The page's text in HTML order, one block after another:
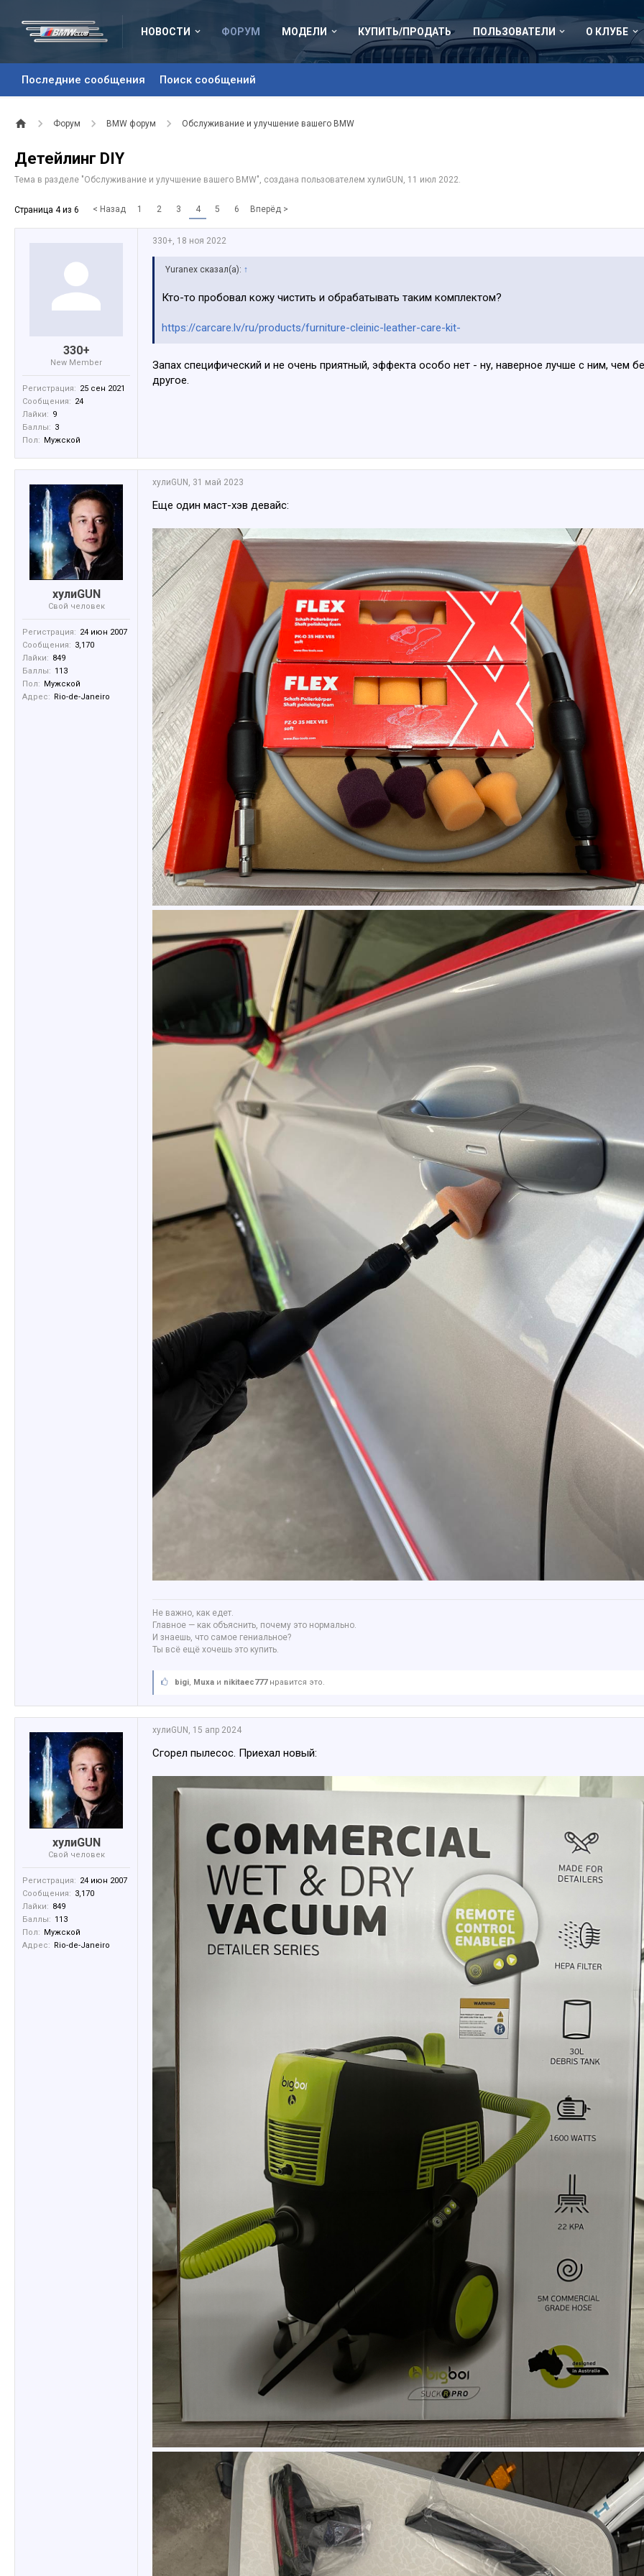
НОВОСТИ ФОРУМ
Последние сообщения Поиск сообщений
МОДЕЛИ КУПИТЬ/ПРОДАТЬ ПОЛЬЗОВАТЕЛИ О КЛУБЕ
Форум BMW форум Обслуживание и улучшение вашего BMW
Детейлинг DIY
Тема в разделе "Обслуживание и улучшение вашего BMW", создана пользователем хулиGUN , 11 июл 2022.
Страница 4 из 6 < Назад 1 2 3 4 5 6 Вперёд >
330+
New Member
Регистрация: 25 сен 2021
Сообщения: 24
Лайки: 9
Баллы: 3
Пол: Мужской
330+, 18 ноя 2022
Yuranex сказал(а): ↑
Кто-то пробовал кожу чистить и обрабатывать таким комплектом?
https://carcare.lv/ru/products/furniture-cleinic-leather-care-kit-
Запах специфический и не очень приятный, эффекта особо нет - ну, наверное лучше с ним, чем
другое.
хулиGUN
Свой человек
Регистрация: 24 июн 2007
Сообщения: 3,170
Лайки: 849
Баллы: 113
Пол:
Мужской
Адрес:
Rio-de-Janeiro
хулиGUN , 31 май 2023
Еще один маст-хэв девайс:
Не важно, как едет.
Главное — как объяснить, почему это нормально.
И знаешь, что самое гениальное?
Ты всё ещё хочешь это купить.
bigi, Muxa и nikitaec777нравится это.
хулиGUN
Свой человек
Регистрация: 24 июн 2007
Сообщения: 3,170
Лайки: 849
Баллы: 113
Пол: Мужской
Адрес: Rio-de-Janeiro
хулиGUN , 15 апр 2024
Сгорел пылесос. Приехал новый: